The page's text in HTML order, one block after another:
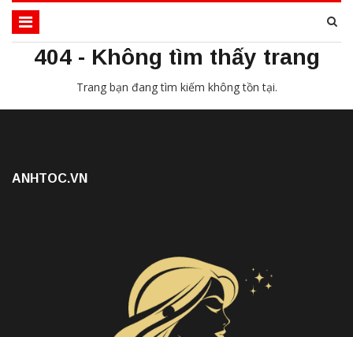
404 - Không tìm thấy trang
Trang bạn đang tìm kiếm không tồn tại.
ANHTOC.VN